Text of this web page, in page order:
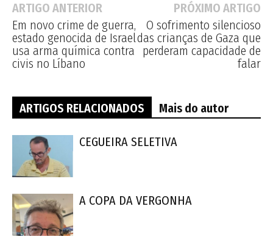
ARTIGO ANTERIOR
Em novo crime de guerra,
estado genocida de Israel
usa arma química contra
civis no Líbano
PRÓXIMO ARTIGO
O sofrimento silencioso
das crianças de Gaza que
perderam capacidade de
falar
ARTIGOS RELACIONADOS Mais do autor
CEGUEIRA SELETIVA
A COPA DA VERGONHA